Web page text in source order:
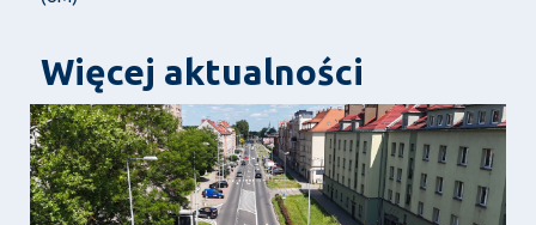
Więcej aktualności